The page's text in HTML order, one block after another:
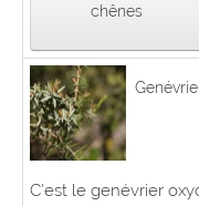
chênes
C’est le genévrier